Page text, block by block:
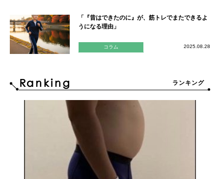
「『昔はできたのに』が、筋トレでまたできるよ
うになる理由」
コラム 2025.08.28
ランキング